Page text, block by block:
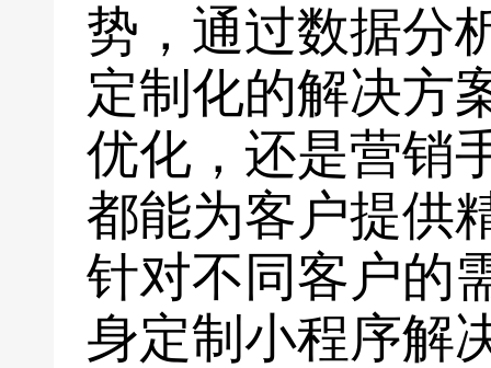
势，通过数据分
定制化的解决方
优化，还是营销
都能为客户提供
针对不同客户的
身定制小程序解